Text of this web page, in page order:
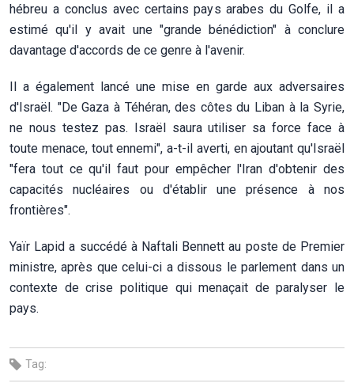
hébreu a conclus avec certains pays arabes du Golfe, il a
estimé qu'il y avait une "grande bénédiction" à conclure
davantage d'accords de ce genre à l'avenir.
Il a également lancé une mise en garde aux adversaires
d'Israël. "De Gaza à Téhéran, des côtes du Liban à la Syrie,
ne nous testez pas. Israël saura utiliser sa force face à
toute menace, tout ennemi", a-t-il averti, en ajoutant qu'Israël
"fera tout ce qu'il faut pour empêcher l'Iran d'obtenir des
capacités nucléaires ou d'établir une présence à nos
frontières".
Yaïr Lapid a succédé à Naftali Bennett au poste de Premier
ministre, après que celui-ci a dissous le parlement dans un
contexte de crise politique qui menaçait de paralyser le
pays.
Tag: